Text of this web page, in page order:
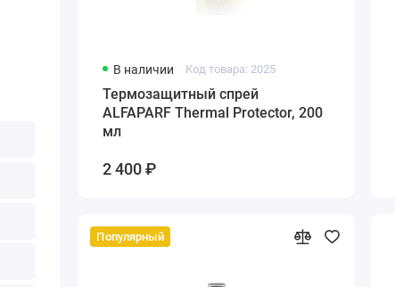
В наличии Код товара: 2025
Термозащитный спрей
ALFAPARF Thermal Protector, 200
мл
2 400 ₽
Популярный